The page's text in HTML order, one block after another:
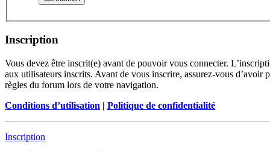
Inscription
Vous devez être inscrit(e) avant de pouvoir vous connecter.
aux utilisateurs inscrits. Avant de vous inscrire, assurez-vous
règles du forum lors de votre navigation.
Conditions d’utilisation | Politique de confidentialité
Inscription